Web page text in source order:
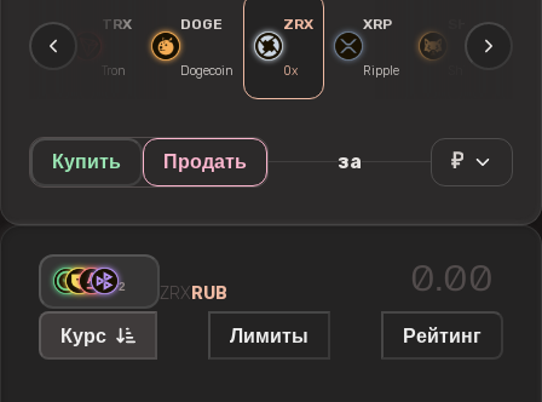
NEO
TRX
Tron
DOGE
Dogecoin
ZRX
0x
XRP
Ripple
SHIB
Купить Продать за ₽
+2 ZRX RUB
Курс Лимиты Рейтинг